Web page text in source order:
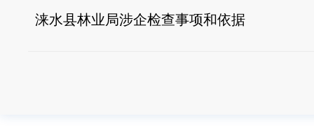
涞水县林业局涉企检查事项和依据